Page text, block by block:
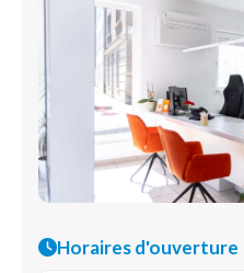
Horaires d'ouverture